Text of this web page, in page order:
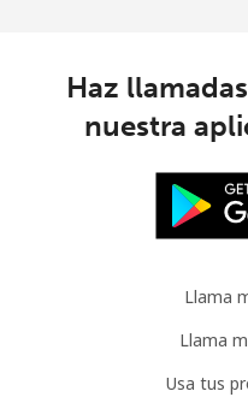
Haz
nuestra
Llama
Llama
Usa tus